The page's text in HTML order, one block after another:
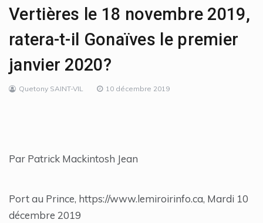
Vertières le 18 novembre 2019,
ratera-t-il Gonaïves le premier
janvier 2020?
Quetony SAINT-VIL 10 décembre 2019
Par Patrick Mackintosh Jean
Port au Prince, https://www.lemiroirinfo.ca, Mardi 10
décembre 2019